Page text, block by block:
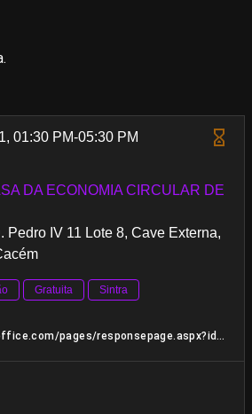
01:30 PM-05:30 PM
DA ECONOMIA CIRCULAR DE
Pedro IV 11 Lote 8, Cave Externa,
Gratuita Sintra
https://forms.office.com/pages/responsepage.aspx?id=dpAC76chskyBC-CGQGRHfATuats8nTBOkxvsaIU9oKtUOVBQR1JYMThYSDNMNE9aVTdHUEtVV1I4VSQlQCN0PWcu&route=shorturl